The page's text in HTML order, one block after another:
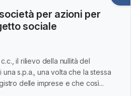
per azioni per
sociale
il rilievo della nullità del
s.p.a., una volta che la stessa
delle imprese e che così...